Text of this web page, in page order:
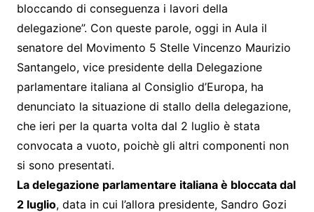
bloccando di conseguenza i lavori della
delegazione”. Con queste parole, oggi in Aula il
senatore del Movimento 5 Stelle Vincenzo Maurizio
Santangelo, vice presidente della Delegazione
parlamentare italiana al Consiglio d’Europa, ha
denunciato la situazione di stallo della delegazione,
che ieri per la quarta volta dal 2 luglio è stata
convocata a vuoto, poichè gli altri componenti non
si sono presentati.
La delegazione parlamentare italiana è bloccata dal
2 luglio, data in cui l’allora presidente, Sandro Gozi